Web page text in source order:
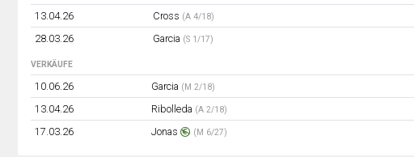
13.04.26
Cross (A 4/18)
28.03.26
Garcia (S 1/17)
VERKÄUFE
10.06.26 Garcia (M 2/18)
13.04.26
Ribolleda (A 2/18)
17.03.26
Jonas (M 6/27)